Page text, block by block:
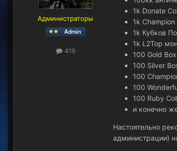
Администраторы
419
1k Donate
1k Champion
1k Кубков
1k L2Top
100 Gold
100 Silver
100
100
100 Ruby
и конечно
Настоятельно
администрации)